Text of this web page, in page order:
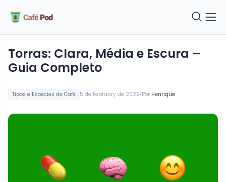
Tipos e Espécies de Café 5 de February de 2022•Por Henrique
Torras: Clara, Média e Escura –
Guia Completo